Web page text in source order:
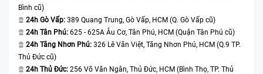
Trường hợp này thường xảy ra sau khi cập nhật hệ
điều hành hoặc cài đặt ứng dụng mới. Người dùng có
thể thử khởi động lại máy, cập nhật phần mềm hoặc
khôi phục cài đặt gốc trước khi mang thiết bị đi kiểm
tra để loại trừ nguyên nhân phần mềm.
Bình cũ)
24h Gò Vấp: 389 Quang Trung, Gò Vấp, HCM (Q. Gò Vấp cũ)
24h Tân Phú: 625 - 625A Âu Cơ, Tân Phú, HCM (Quận Tân Phú cũ)
24h Tăng Nhơn Phú: 326 Lê Văn Việt, Tăng Nhơn Phú, HCM (Q.9 TP.
Thủ Đức cũ)
24h Thủ Đức: 256 Võ Văn Ngân, Thủ Đức, HCM (Bình Thọ, TP. Thủ